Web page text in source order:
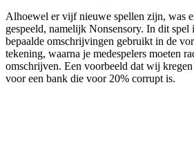
Alhoewel er vijf nieuwe spellen zijn, was
gespeeld, namelijk Nonsensory. In dit spel
bepaalde omschrijvingen gebruikt in de
tekening, waarna je medespelers moeten
omschrijven. Een voorbeeld dat wij
voor een bank die voor 20% corrupt is.